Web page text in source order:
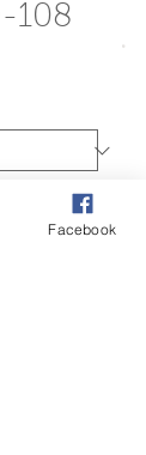
108
Facebook